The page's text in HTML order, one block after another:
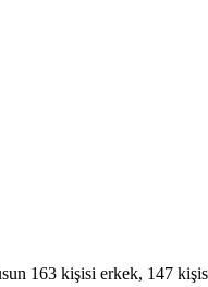
163 kişisi erkek, 147